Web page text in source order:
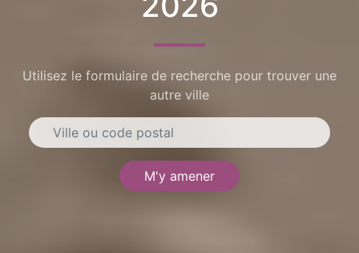
Utilisez le formulaire de recherche pour trouver une
autre ville
M'y amener